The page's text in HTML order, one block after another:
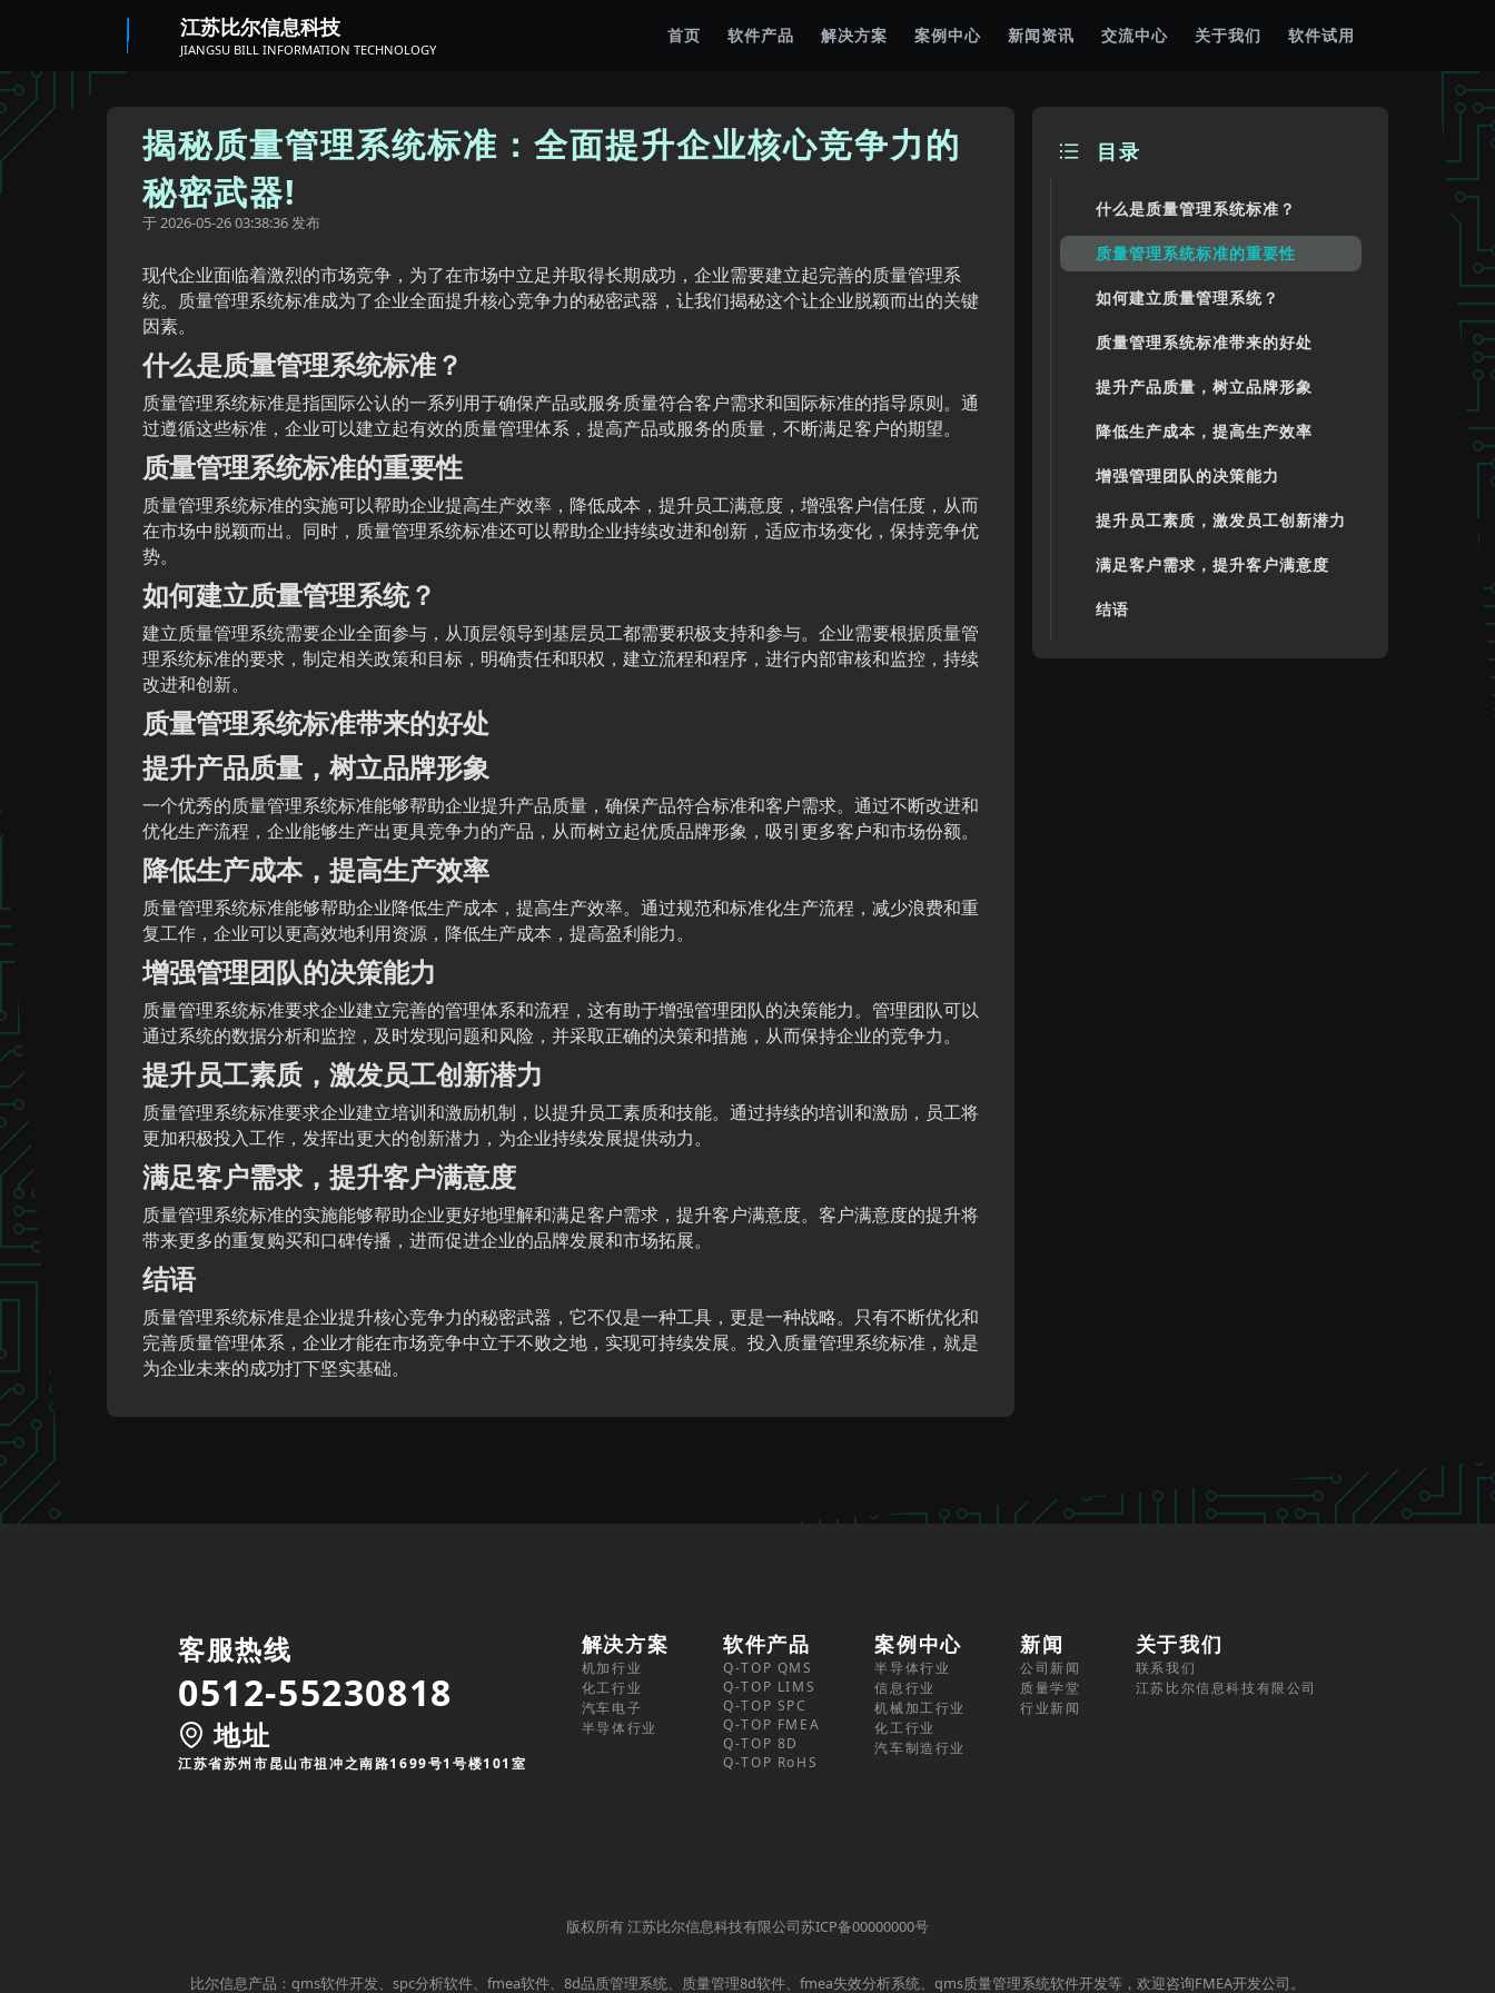
江苏比尔信息科技
JIANGSU BILL INFORMATION TECHNOLOGY
首页 软件产品 解决方案 案例中心 新闻资讯 交流中心 关于我们 软件试用
揭秘质量管理系统标准：全面提升企业核心竞争力的
秘密武器!
于2026-05-26 03:38:36 发布
现代企业面临着激烈的市场竞争，为了在市场中立足并取得长期成功，企业需要建立起完善的质量管理系
统。质量管理系统标准成为了企业全面提升核心竞争力的秘密武器，让我们揭秘这个让企业脱颖而出的关键
因素。
什么是质量管理系统标准？
质量管理系统标准是指国际公认的一系列用于确保产品或服务质量符合客户需求和国际标准的指导原则。通
过遵循这些标准，企业可以建立起有效的质量管理体系，提高产品或服务的质量，不断满足客户的期望。
质量管理系统标准的重要性
质量管理系统标准的实施可以帮助企业提高生产效率，降低成本，提升员工满意度，增强客户信任度，从而
在市场中脱颖而出。同时，质量管理系统标准还可以帮助企业持续改进和创新，适应市场变化，保持竞争优
势。
如何建立质量管理系统？
建立质量管理系统需要企业全面参与，从顶层领导到基层员工都需要积极支持和参与。企业需要根据质量管
理系统标准的要求，制定相关政策和目标，明确责任和职权，建立流程和程序，进行内部审核和监控，持续
改进和创新。
质量管理系统标准带来的好处
提升产品质量，树立品牌形象
一个优秀的质量管理系统标准能够帮助企业提升产品质量，确保产品符合标准和客户需求。通过不断改进和
优化生产流程，企业能够生产出更具竞争力的产品，从而树立起优质品牌形象，吸引更多客户和市场份额。
降低生产成本，提高生产效率
质量管理系统标准能够帮助企业降低生产成本，提高生产效率。通过规范和标准化生产流程，减少浪费和重
复工作，企业可以更高效地利用资源，降低生产成本，提高盈利能力。
增强管理团队的决策能力
质量管理系统标准要求企业建立完善的管理体系和流程，这有助于增强管理团队的决策能力。管理团队可以
通过系统的数据分析和监控，及时发现问题和风险，并采取正确的决策和措施，从而保持企业的竞争力。
提升员工素质，激发员工创新潜力
质量管理系统标准要求企业建立培训和激励机制，以提升员工素质和技能。通过持续的培训和激励，员工将
更加积极投入工作，发挥出更大的创新潜力，为企业持续发展提供动力。
满足客户需求，提升客户满意度
质量管理系统标准的实施能够帮助企业更好地理解和满足客户需求，提升客户满意度。客户满意度的提升将
带来更多的重复购买和口碑传播，进而促进企业的品牌发展和市场拓展。
结语
质量管理系统标准是企业提升核心竞争力的秘密武器，它不仅是一种工具，更是一种战略。只有不断优化和
完善质量管理体系，企业才能在市场竞争中立于不败之地，实现可持续发展。投入质量管理系统标准，就是
为企业未来的成功打下坚实基础。
目录
什么是质量管理系统标准？
质量管理系统标准的重要性
如何建立质量管理系统？
质量管理系统标准带来的好处
提升产品质量，树立品牌形象
降低生产成本，提高生产效率
增强管理团队的决策能力
提升员工素质，激发员工创新潜力
满足客户需求，提升客户满意度
结语
客服热线
0512-55230818
地址
江苏省苏州市昆山市祖冲之南路1699号1号楼101室
解决方案
机加行业
化工行业
汽车电子
半导体行业
软件产品
Q-TOP QMS
Q-TOP LIMS
Q-TOP SPC
Q-TOP FMEA
Q-TOP 8D
Q-TOP RoHS
案例中心
半导体行业
信息行业
机械加工行业
化工行业
汽车制造行业
新闻
公司新闻
质量学堂
行业新闻
关于我们
联系我们
江苏比尔信息科技有限公司
版权所有 江苏比尔信息科技有限公司苏ICP备00000000号
比尔信息产品：qms软件开发、spc分析软件、fmea软件、8d品质管理系统、质量管理8d软件、fmea失效分析系统、qms质量管理系统软件开发等，欢迎咨询FMEA开发公司。